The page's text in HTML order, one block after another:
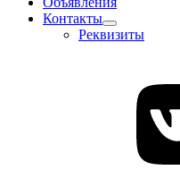
Контакты
Реквизиты